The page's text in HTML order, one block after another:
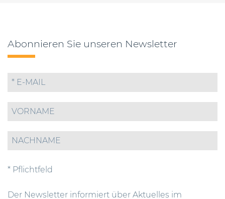
Abonnieren Sie unseren Newsletter
* Pflichtfeld
Der Newsletter informiert über Aktuelles im